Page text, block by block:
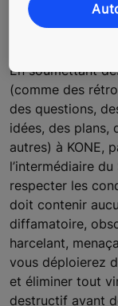
lié au Site.
En soumettant
(comme des
des questions,
idées, des plans,
autres) à KONE,
l’intermédiaire
respecter les
doit contenir
diffamatoire,
harcelant,
vous déploierez
et éliminer tout
destructif avant